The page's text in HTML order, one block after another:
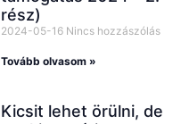
rész)
2024-05-16 Nincs hozzászólás
Tovább olvasom »
Kicsit lehet örülni, de